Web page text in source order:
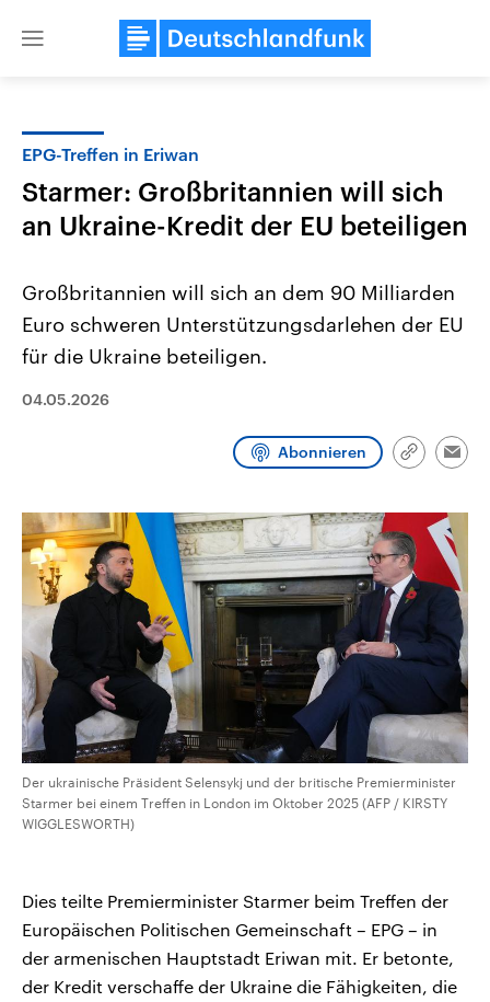
Close
2026
September 2026 einen neuen
Umfragen, Prognosen,
Wahlprogramme, aktuelle Berichte
und Hintergründe zu den Parteien
und Kandidaten der anstehenden
Wahl.
Wirtschaftlich und
gehören die Vereinigten
den mächtigsten Ländern
Sendungen Programm Podcasts
Audio-Archiv
EPG-Treffen in Eriwan
Starmer: Großbritannien will sich
an Ukraine-Kredit der EU beteiligen
Großbritannien will sich an dem 90 Milliarden
Euro schweren Unterstützungsdarlehen der EU
für die Ukraine beteiligen.
04.05.2026
Abonnieren
Link
Der ukrainische Präsident Selensykj und der britische Premierminister
Starmer bei einem Treffen in London im Oktober 2025 (AFP / KIRSTY
WIGGLESWORTH)
Dies teilte Premierminister Starmer beim Treffen der
Europäischen Politischen Gemeinschaft – EPG – in
der armenischen Hauptstadt Eriwan mit. Er betonte,
der Kredit verschaffe der Ukraine die Fähigkeiten, die